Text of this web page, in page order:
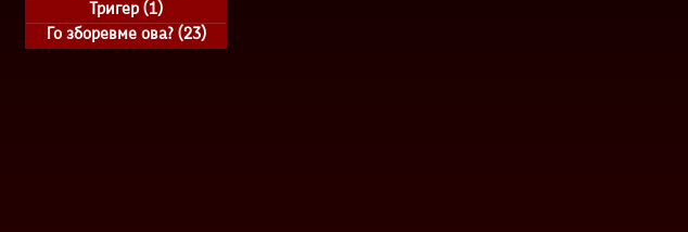
Тригер (1)
Го зборевме ова? (23)23 posts